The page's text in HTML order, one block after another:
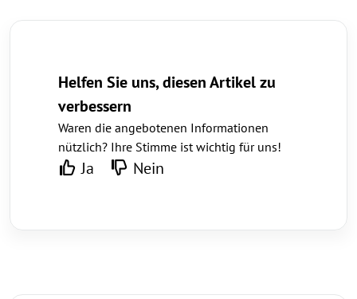
Helfen Sie uns, diesen Artikel zu
verbessern
Waren die angebotenen Informationen
nützlich? Ihre Stimme ist wichtig für uns!
Ja Nein